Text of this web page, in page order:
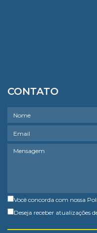
CONTATO
Você concorda com nossa
Deseja receber atualizações